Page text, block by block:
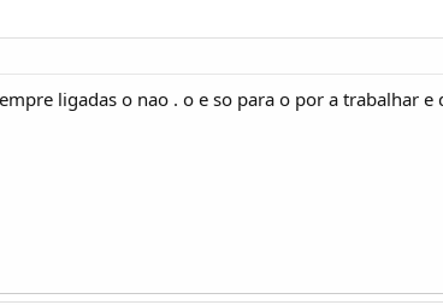
ligadas o nao . o e so para o por a trabalhar e